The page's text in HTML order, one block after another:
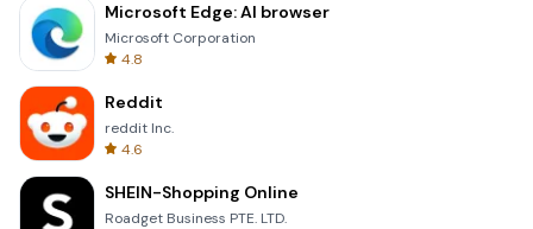
Microsoft Edge: AI browser
Microsoft Corporation
4.8
Reddit
reddit Inc.
4.6
SHEIN-Shopping Online
Roadget Business PTE. LTD.